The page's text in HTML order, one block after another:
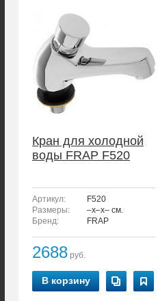
Кран для холодной
воды FRAP F520
Артикул:
F520
Размеры:
–x–x– см.
Бренд:
FRAP
2688 руб.
В корзину